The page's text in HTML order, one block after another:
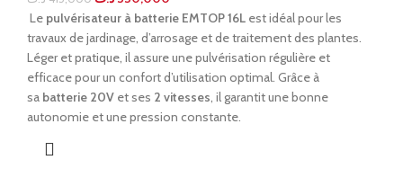
Le pulvérisateur à batterie EMTOP 16L est idéal pour les
travaux de jardinage, d’arrosage et de traitement des plantes.
Léger et pratique, il assure une pulvérisation régulière et
efficace pour un confort d’utilisation optimal. Grâce à
sa batterie 20V et ses 2 vitesses, il garantit une bonne
autonomie et une pression constante.